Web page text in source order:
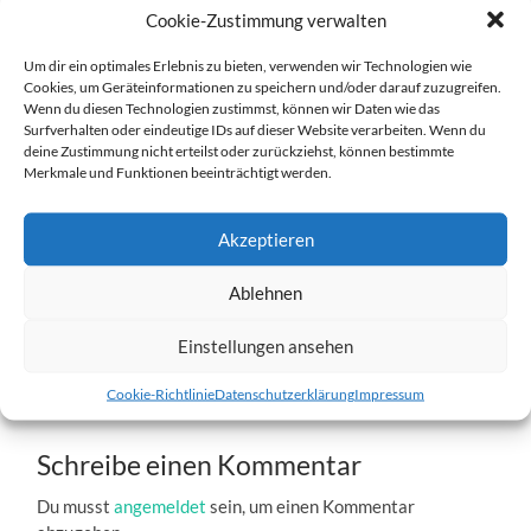
Cookie-Zustimmung verwalten
Um dir ein optimales Erlebnis zu bieten, verwenden wir Technologien wie
Cookies, um Geräteinformationen zu speichern und/oder darauf zuzugreifen.
Wenn du diesen Technologien zustimmst, können wir Daten wie das
Surfverhalten oder eindeutige IDs auf dieser Website verarbeiten. Wenn du
deine Zustimmung nicht erteilst oder zurückziehst, können bestimmte
Merkmale und Funktionen beeinträchtigt werden.
Akzeptieren
Ablehnen
Einstellungen ansehen
Cookie-RichtlinieDatenschutzerklärungImpressum
IMG_3508.jpg
16. MÄRZ 2017 4752x4752 PX
Bin ich nicht süß?
Schreibe einen Kommentar
Du musstangemeldet sein, um einen Kommentar